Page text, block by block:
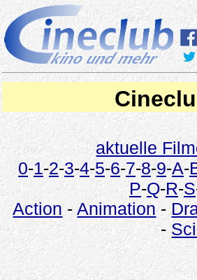
aktuelle
0-1-2-3-4-5-6-7-8-9-A-
P-Q-R-S
Action -Animation -
-